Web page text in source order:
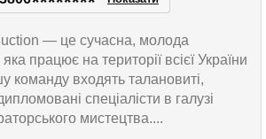
— це сучасна, молода
працює на території всієї України
команду входять талановиті,
спеціалісти в галузі
мистецтва....